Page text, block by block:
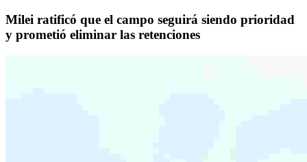
Milei ratificó que el campo seguirá siendo prioridad
y prometió eliminar las retenciones